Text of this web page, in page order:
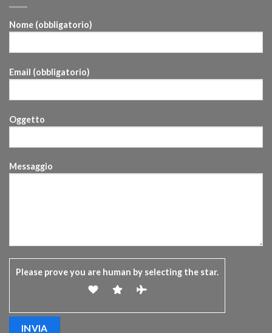
Nome (obbligatorio)
Email (obbligatorio)
Oggetto
Messaggio
Please prove you are human by selecting the star.